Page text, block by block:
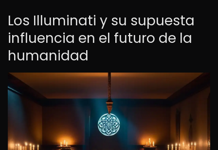
Los Illuminati y su supuesta
influencia en el futuro de la
humanidad